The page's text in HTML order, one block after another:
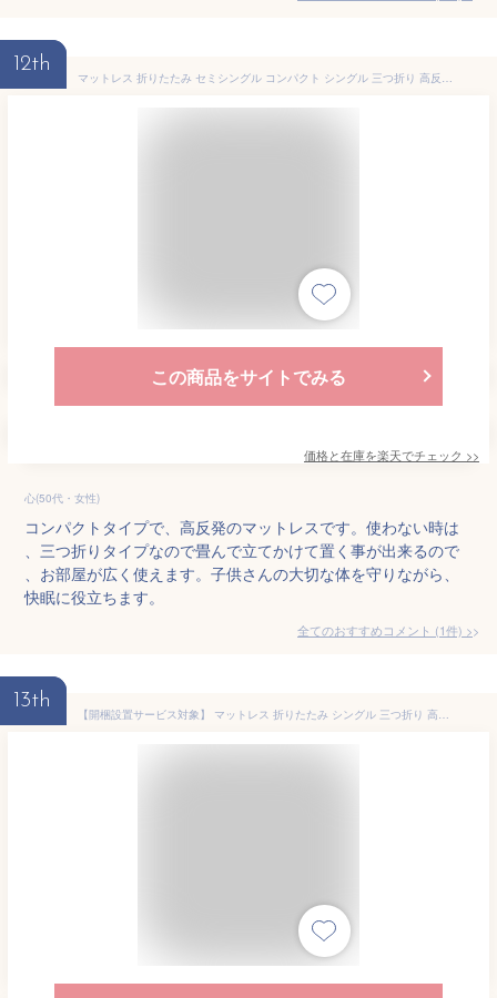
12th
マットレス 折りたたみ セミシングル コンパクト シングル 三つ折り 高反発ウレタン 多重7層構造キッズ マットレス 折りたたみ 高反発 ジュニア 小さい 敷布団 両面 スモールシングル マット 敷き布団 マットレス 約180cm QSM-140 90 折りたたみ 130N 圧縮 軽い 子供
この商品をサイトでみる
価格と在庫を楽天でチェック >>
心(50代・女性)
コンパクトタイプで、高反発のマットレスです。使わない時は
、三つ折りタイプなので畳んで立てかけて置く事が出来るので
、お部屋が広く使えます。子供さんの大切な体を守りながら、
快眠に役立ちます。
全てのおすすめコメント (1件) >
13th
【開梱設置サービス対象】 マットレス 折りたたみ シングル 三つ折り 高反発 折り畳み 布団 敷布団 トッパー 洗える 通気性 コンパクト 体圧分散 丸洗い 9cm 一人暮らし エアリー アイリスオーヤマ【HS】[SA]